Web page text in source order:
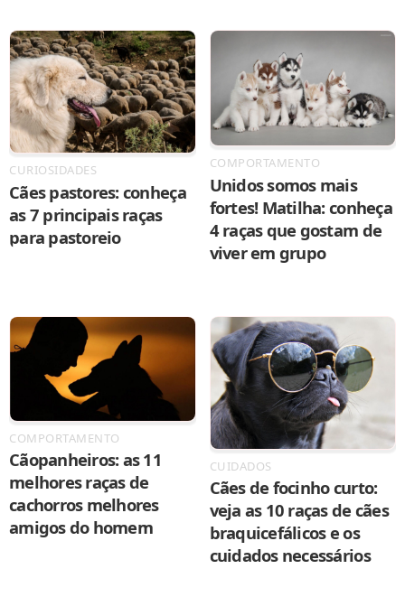
CURIOSIDADES
Cães pastores: conheça
as 7 principais raças
para pastoreio
COMPORTAMENTO
Unidos somos mais
fortes! Matilha: conheça
4 raças que gostam de
viver em grupo
COMPORTAMENTO
Cãopanheiros: as 11
melhores raças de
cachorros melhores
amigos do homem
CUIDADOS
Cães de focinho curto:
veja as 10 raças de cães
braquicefálicos e os
cuidados necessários